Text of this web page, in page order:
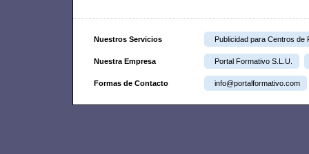
Nuestros Servicios Publicidad para Centros de
Nuestra Empresa Portal Formativo S.L.U.
Formas de Contacto info@portalformativo.com